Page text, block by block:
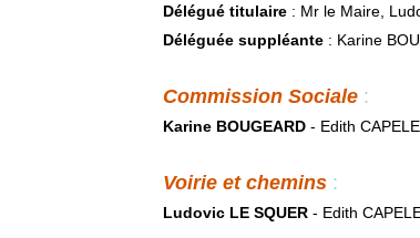
Délégué titulaire : Mr le Maire,
Déléguée suppléante : Karine
Commission Sociale :
Karine BOUGEARD - Edith
Voirie et chemins :
Ludovic LE SQUER - Edith